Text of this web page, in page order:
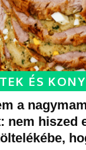
ÉS
a
nem hiszed